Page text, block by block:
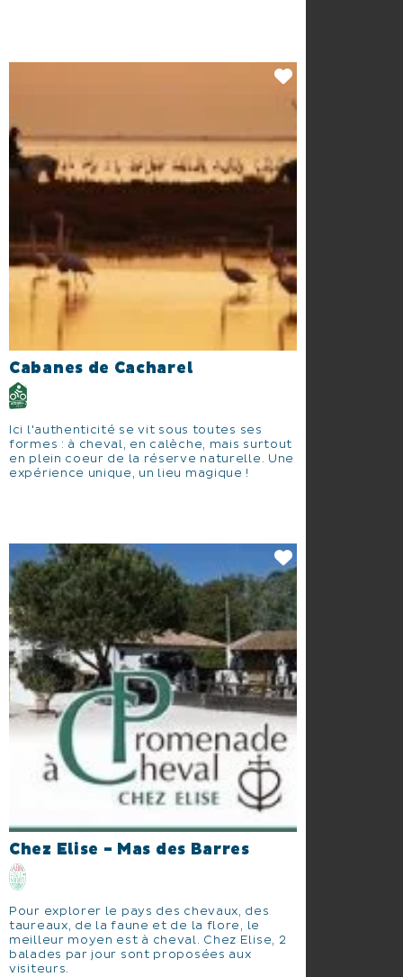
Cabanes de Cacharel
Ici l'authenticité se vit sous toutes ses
formes : à cheval, en calèche, mais surtout
en plein coeur de la réserve naturelle. Une
expérience unique, un lieu magique !
Chez Elise - Mas des Barres
Pour explorer le pays des chevaux, des
taureaux, de la faune et de la flore, le
meilleur moyen est à cheval. Chez Elise, 2
balades par jour sont proposées aux
visiteurs.